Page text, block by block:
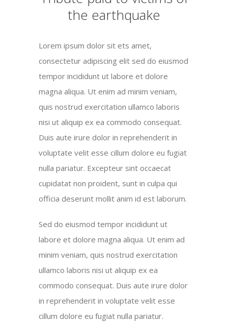
the earthquake
Lorem ipsum dolor sit ets amet,
consectetur adipiscing elit sed do eiusmod
tempor incididunt ut labore et dolore
magna aliqua. Ut enim ad minim veniam,
quis nostrud exercitation ullamco laboris
nisi ut aliquip ex ea commodo consequat.
Duis aute irure dolor in reprehenderit in
voluptate velit esse cillum dolore eu fugiat
nulla pariatur. Excepteur sint occaecat
cupidatat non proident, sunt in culpa qui
officia deserunt mollit anim id est laborum.
Sed do eiusmod tempor incididunt ut
labore et dolore magna aliqua. Ut enim ad
minim veniam, quis nostrud exercitation
ullamco laboris nisi ut aliquip ex ea
commodo consequat. Duis aute irure dolor
in reprehenderit in voluptate velit esse
cillum dolore eu fugiat nulla pariatur.